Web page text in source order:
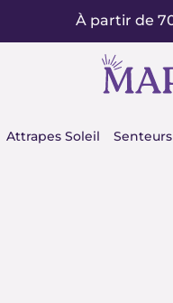
À partir de
Attrapes Soleil Senteurs